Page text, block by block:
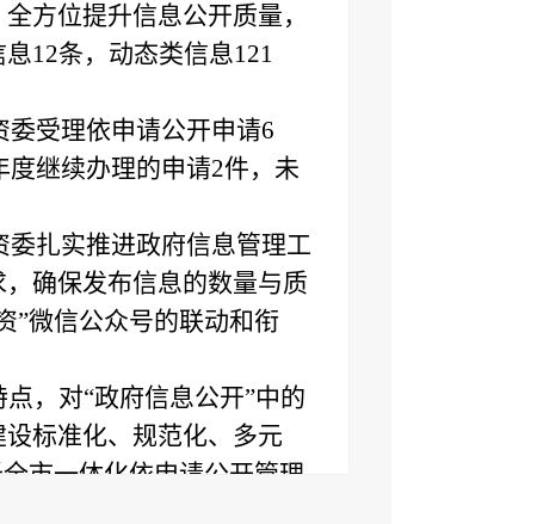
方位提升信息公开质量，
息12条，动态类信息121
委受理依申请公开申请6
继续办理的申请2件，未
委扎实推进政府信息管理工
确保发布信息的数量与质
”微信公众号的联动和衔
点，对“政府信息公开”中的
标准化、规范化、多元
市一体化依申请公开管理